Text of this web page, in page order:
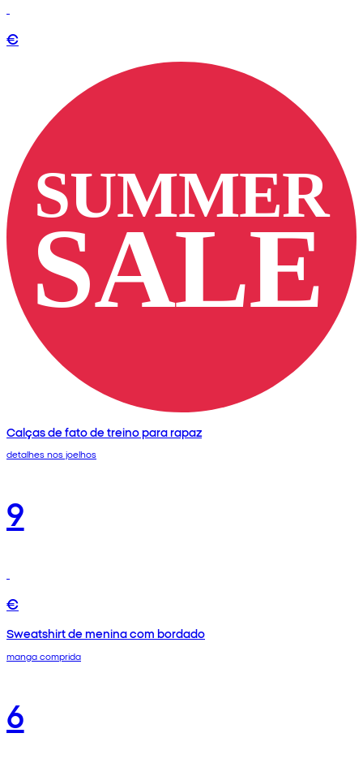
€
Calças de fato de treino para rapaz
detalhes nos joelhos
9
€
Sweatshirt de menina com bordado
manga comprida
6